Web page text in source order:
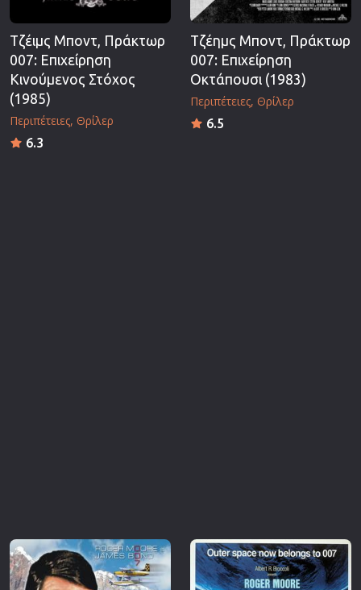
Τζέιμς Μποντ, Πράκτωρ
007: Επιχείρηση
Κινούμενος Στόχος
(1985)
Περιπέτειες Θρίλερ
6.3
Τζέημς Μποντ, Πράκτωρ
007: Επιχείρηση
Οκτάπουσι (1983)
Περιπέτειες Θρίλερ
6.5